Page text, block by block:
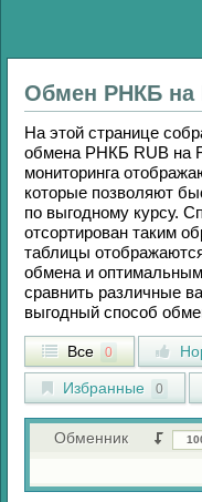
Обмен РНКБ на
На этой странице
обмена РНКБ RUB на
мониторинга
которые позволяют
по выгодному курсу.
отсортирован таким
таблицы
обмена и
сравнить различные
выгодный способ
Все 0
Избранные 0
Обменник